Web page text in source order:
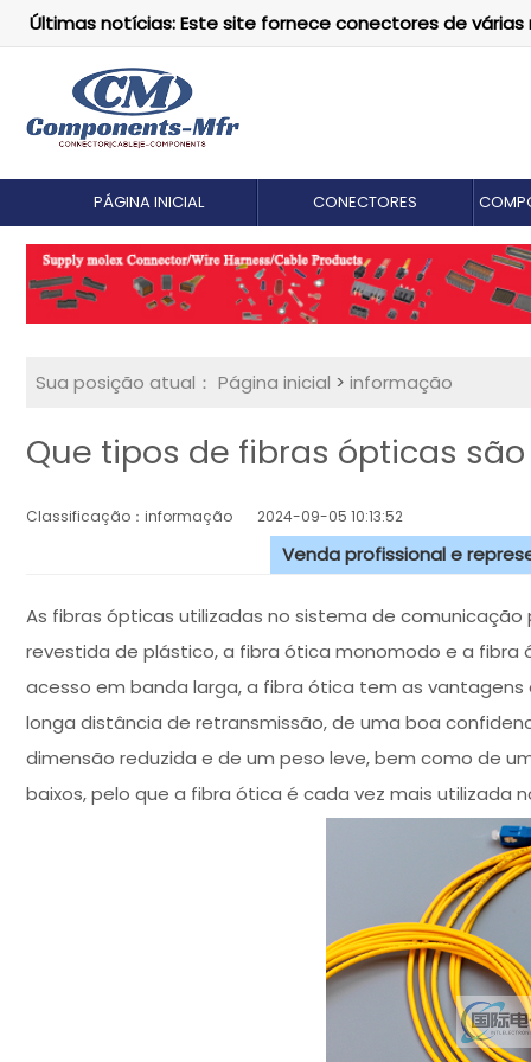
Últimas notícias: Este site fornece conectores de
PÁGINA INICIAL CONECTORES
Sua posição atual： Página inicial > informação
Que tipos de fibras ópticas
Classificação：informação 2024-09-05 10:13:52
Venda profissional e
As fibras ópticas utilizadas no sistema de
revestida de plástico, a fibra ótica monomodo e a
acesso em banda larga, a fibra ótica tem as
longa distância de retransmissão, de uma boa
dimensão reduzida e de um peso leve, bem como de
baixos, pelo que a fibra ótica é cada vez mais utilizada